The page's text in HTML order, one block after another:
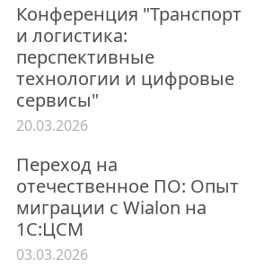
Конференция "Транспорт
и логистика:
перспективные
технологии и цифровые
сервисы"
20.03.2026
Переход на
отечественное ПО: Опыт
миграции с Wialon на
1С:ЦСМ
03.03.2026